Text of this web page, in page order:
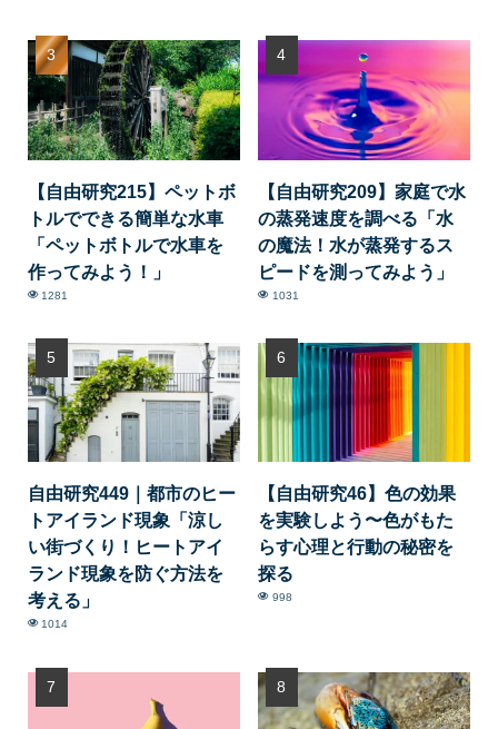
【自由研究215】ペットボ
トルでできる簡単な水車
「ペットボトルで水車を
作ってみよう！」
1281
【自由研究209】家庭で水
の蒸発速度を調べる「水
の魔法！水が蒸発するス
ピードを測ってみよう」
1031
自由研究449｜都市のヒー
トアイランド現象「涼し
い街づくり！ヒートアイ
ランド現象を防ぐ方法を
考える」
1014
【自由研究46】色の効果
を実験しよう〜色がもた
らす心理と行動の秘密を
探る
998